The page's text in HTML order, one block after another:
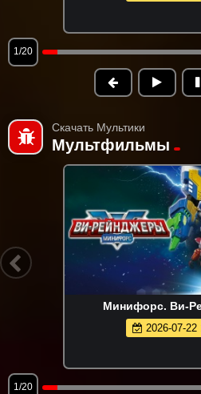
1/20
Скачать Мультики
Мультфильмы
Минифорс. Ви-
2026-07-22
1/20